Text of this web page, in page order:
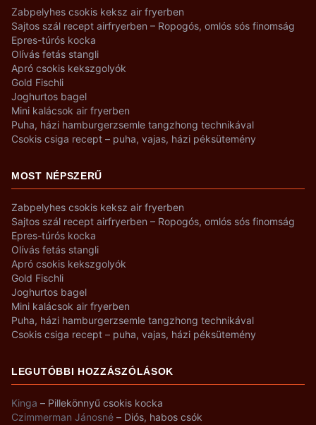
Zabpelyhes csokis keksz air fryerben
Sajtos szál recept airfryerben – Ropogós, omlós sós finomság
Epres-túrós kocka
Olívás fetás stangli
Apró csokis kekszgolyók
Gold Fischli
Joghurtos bagel
Mini kalácsok air fryerben
Puha, házi hamburgerzsemle tangzhong technikával
Csokis csiga recept – puha, vajas, házi péksütemény
MOST NÉPSZERŰ
Zabpelyhes csokis keksz air fryerben
Sajtos szál recept airfryerben – Ropogós, omlós sós finomság
Epres-túrós kocka
Olívás fetás stangli
Apró csokis kekszgolyók
Gold Fischli
Joghurtos bagel
Mini kalácsok air fryerben
Puha, házi hamburgerzsemle tangzhong technikával
Csokis csiga recept – puha, vajas, házi péksütemény
LEGUTÓBBI HOZZÁSZÓLÁSOK
Kinga – Pillekönnyű csokis kocka
Czimmerman Jánosné – Diós, habos csók